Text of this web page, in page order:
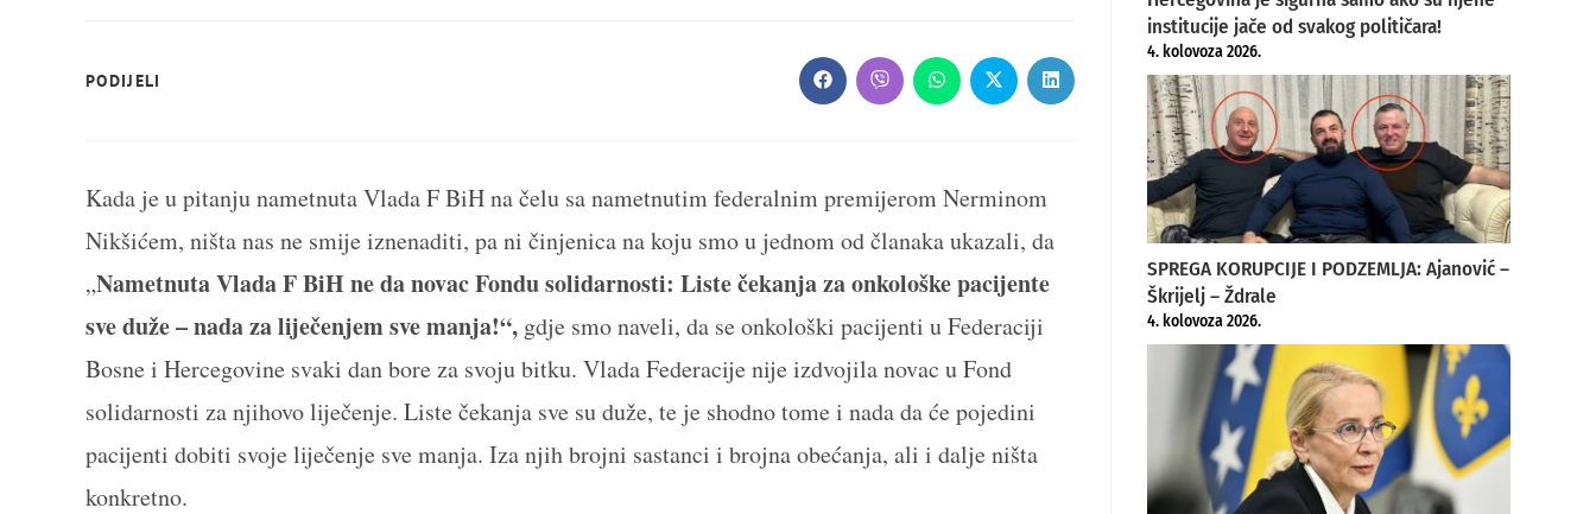
PODIJELI Opens
in
Opens
in
Opens
in
Opens
in
Opens
in
Kada je u pitanju nametnuta Vlada F BiH na čelu sa nametnutim federalnim premijerom Nerminom
Nikšićem, ništa nas ne smije iznenaditi, pa ni činjenica na koju smo u jednom od članaka ukazali, da
„Nametnuta Vlada F BiH ne da novac Fondu solidarnosti: Liste čekanja za onkološke pacijente
sve duže – nada za liječenjem sve manja!“, gdje smo naveli, da se onkološki pacijenti u Federaciji
Bosne i Hercegovine svaki dan bore za svoju bitku. Vlada Federacije nije izdvojila novac u Fond
solidarnosti za njihovo liječenje. Liste čekanja sve su duže, te je shodno tome i nada da će pojedini
pacijenti dobiti svoje liječenje sve manja. Iza njih brojni sastanci i brojna obećanja, ali i dalje ništa
konkretno.
institucije jače od svakog političara!
4. kolovoza 2026.
SPREGA KORUPCIJE I PODZEMLJA: Ajanović –
Škrijelj – Ždrale
4. kolovoza 2026.